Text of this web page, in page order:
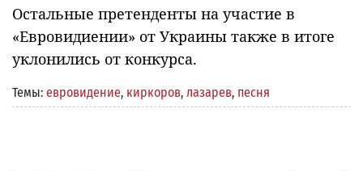
Остальные претенденты на участие в
«Евровидиении» от Украины также в итоге
уклонились от конкурса.
Темы: евровидение, киркоров, лазарев, песня